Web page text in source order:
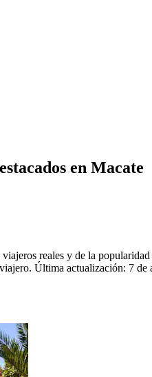
en Macate
reales y de la
Última actualización: 7 de